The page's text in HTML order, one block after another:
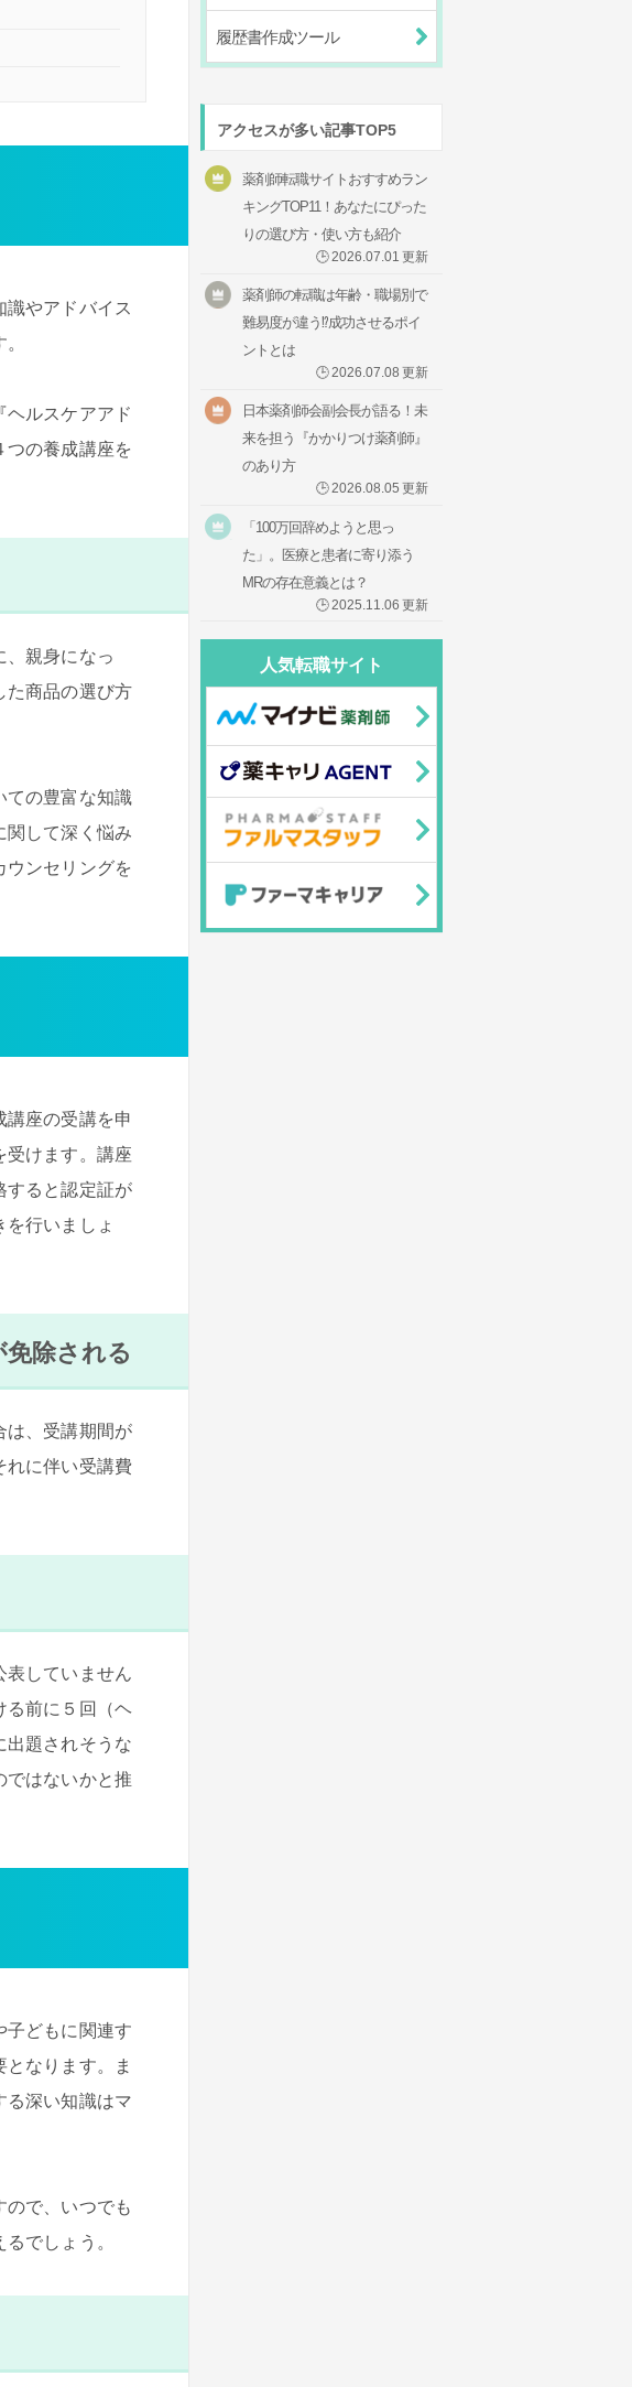
やアドバイス
ヘルスケアアド
つの養成講座を
、親身になっ
た商品の選び方
ての豊富な知識
関して深く悩み
ウンセリングを
講座の受講を申
受けます。講座
すると認定証が
行いましょ
除される
は、受講期間が
れに伴い受講費
表していません
る前に５回（ヘ
出題されそうな
ではないかと推
子どもに関連す
なります。ま
る深い知識はマ
ので、いつでも
でしょう。
履歴書作成ツール
アクセスが多い記事TOP5
薬剤師転職サイトおすすめラン
キングTOP11！あなたにぴった
りの選び方・使い方も紹介
🕒2026.07.01 更新
薬剤師の転職は年齢・職場別で
難易度が違う⁉成功させるポイ
ントとは
🕒2026.07.08 更新
日本薬剤師会副会長が語る！未
来を担う『かかりつけ薬剤師』
のあり方
🕒2026.08.05 更新
「100万回辞めようと思っ
た」。医療と患者に寄り添う
MRの存在意義とは？
🕒 2025.11.06 更新
人気転職サイト